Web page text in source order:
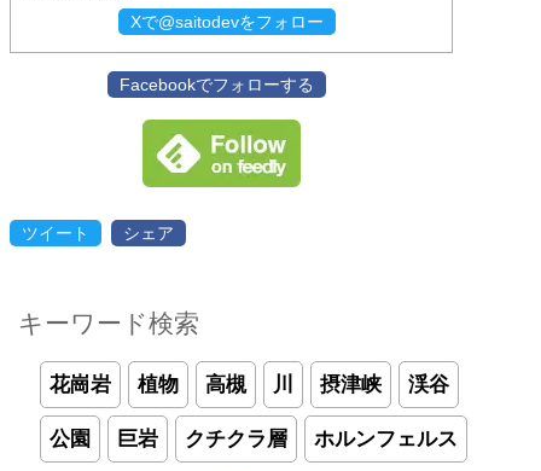
Xで@saitodevをフォロー
Facebookでフォローする
ツイート シェア
キーワード検索
花崗岩 植物 高槻 川 摂津峡 渓谷
公園 巨岩 クチクラ層 ホルンフェルス